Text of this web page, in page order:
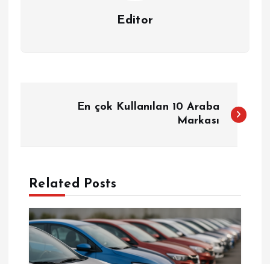
Editor
g
e
En çok Kullanılan 10 Araba
Markası
Related Posts